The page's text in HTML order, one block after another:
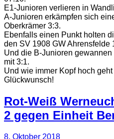
E1-Junioren verlieren in
A-Junioren erkämpfen sich
Oberkrämer 3:3.
Ebenfalls einen Punkt holten
den SV 1908 GW Ahrensfelde
Und die B-Junioren
mit 3:1.
Und wie immer Kopf hoch
Glückwunsch!
Rot-Weiß
2 gegen Einheit
8. Oktober 2018